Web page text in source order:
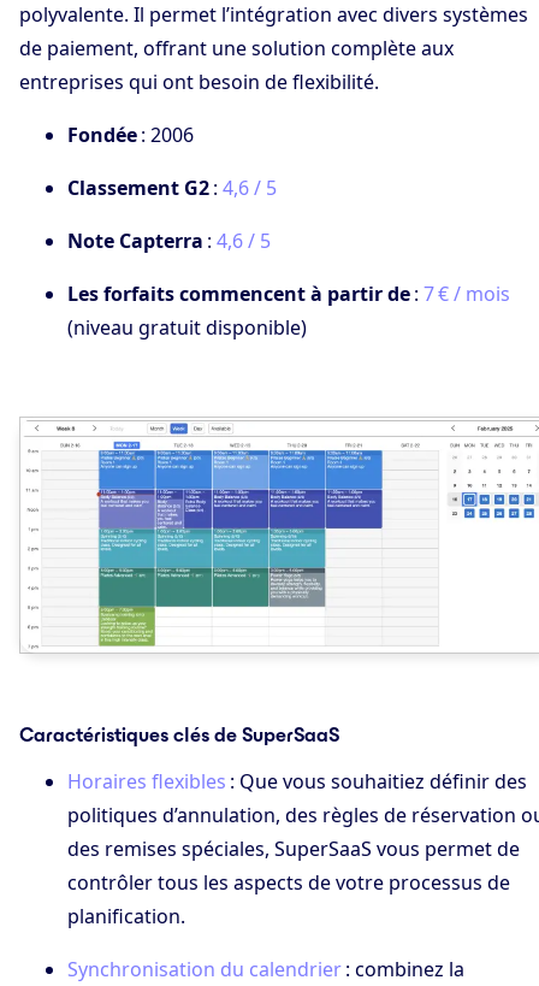
polyvalente. Il permet l’intégration avec divers systèmes
de paiement, offrant une solution complète aux
entreprises qui ont besoin de flexibilité.
Fondée: 2006
Classement G2: 4,6 / 5
Note Capterra : 4,6 / 5
Les forfaits commencent à partir de: 7 € / mois
(niveau gratuit disponible)
Caractéristiques clés de SuperSaaS
Horaires flexibles : Que vous souhaitiez définir des
politiques d’annulation, des règles de réservation
des remises spéciales, SuperSaaS vous permet de
contrôler tous les aspects de votre processus de
planification.
Synchronisation du calendrier: combinez la